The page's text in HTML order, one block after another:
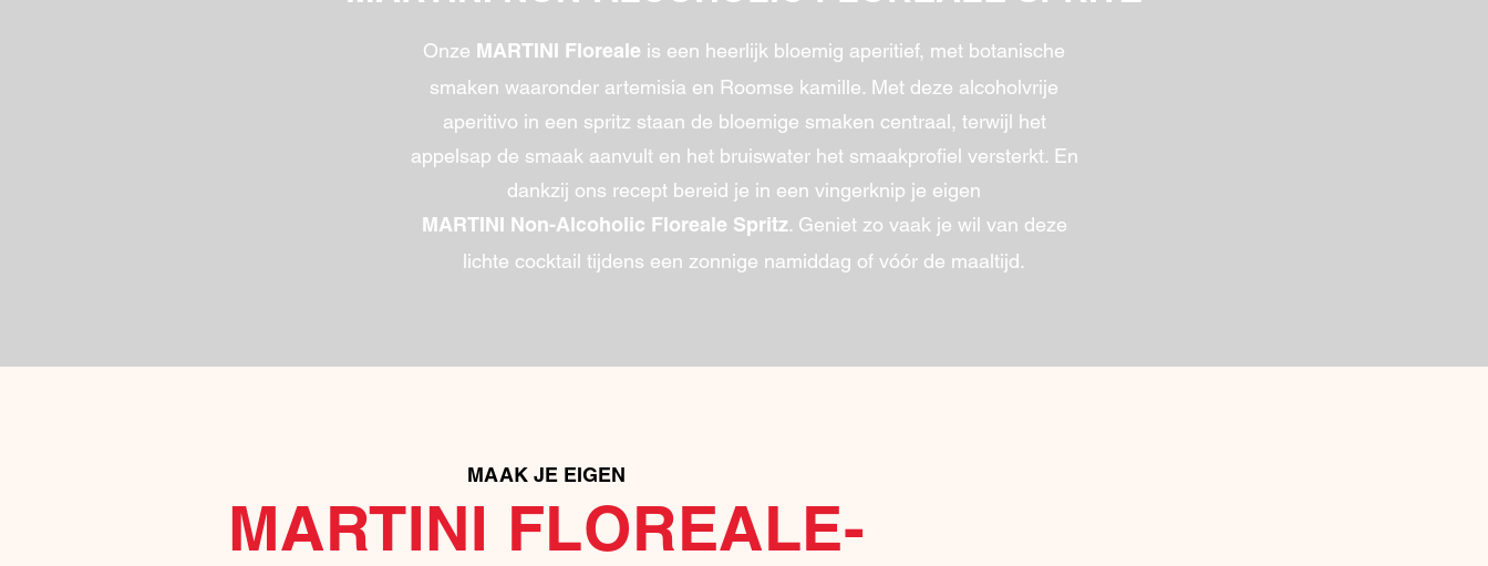
Onze MARTINI Floreale is een heerlijk bloemig aperitief, met botanische
smaken waaronder artemisia en Roomse kamille. Met deze alcoholvrije
aperitivo in een spritz staan de bloemige smaken centraal, terwijl het
appelsap de smaak aanvult en het bruiswater het smaakprofiel versterkt. En
dankzij ons recept bereid je in een vingerknip je eigen
MARTINI Non-Alcoholic Floreale Spritz. Geniet zo vaak je wil van deze
lichte cocktail tijdens een zonnige namiddag of vóór de maaltijd.
MAAK JE EIGEN
MARTINI FLOREALE-